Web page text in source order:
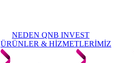
NEDEN QNB INVEST
ÜRÜNLER & HİZMETLERİMİZ